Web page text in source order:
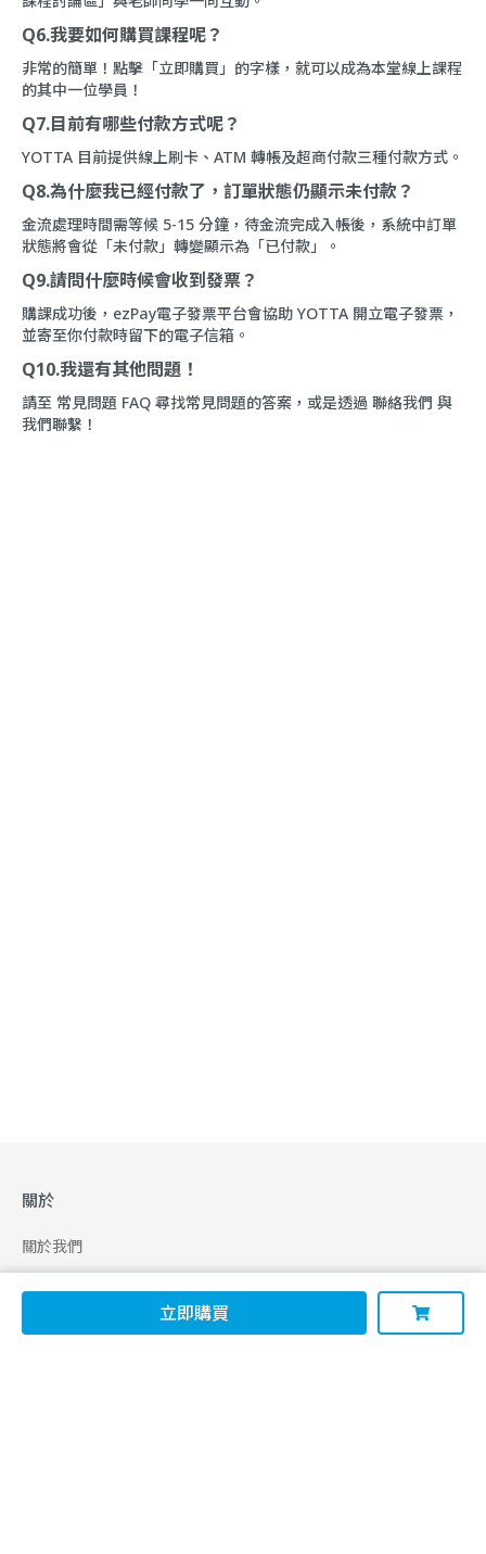
立即購買
Q6.我要如何購買課程呢？
非常的簡單！點擊「立即購買」的字樣，就可以成為本堂線上課程
的其中一位學員！
Q7.目前有哪些付款方式呢？
YOTTA 目前提供線上刷卡、ATM 轉帳及超商付款三種付款方式。
Q8.為什麼我已經付款了，訂單狀態仍顯示未付款？
金流處理時間需等候 5-15 分鐘，待金流完成入帳後，系統中訂單
狀態將會從「未付款」轉變顯示為「已付款」。
Q9.請問什麼時候會收到發票？
購課成功後，ezPay電子發票平台會協助 YOTTA 開立電子發票，
並寄至你付款時留下的電子信箱。
Q10.我還有其他問題！
請至 常見問題 FAQ 尋找常見問題的答案，或是透過 聯絡我們 與
我們聯繫！
關於
關於我們
合作申請